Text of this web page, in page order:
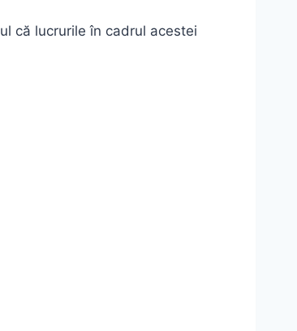
că lucrurile în cadrul acestei